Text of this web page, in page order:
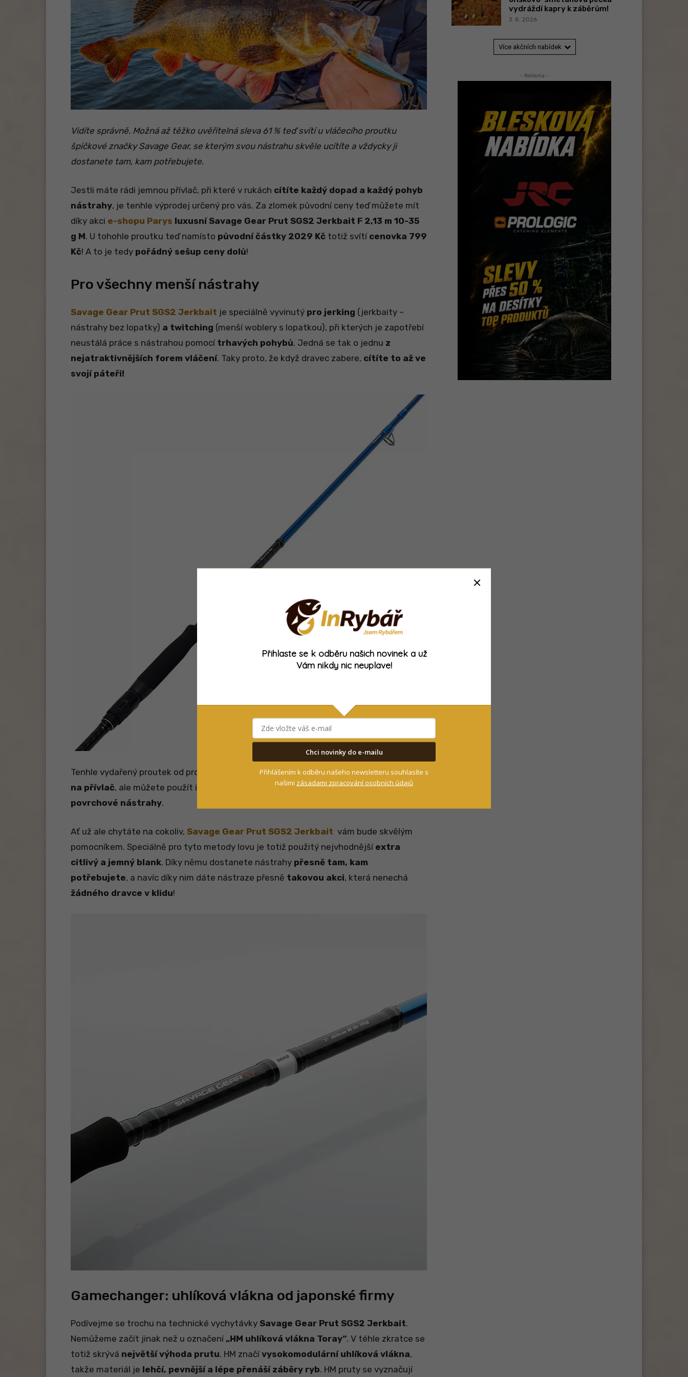
Vidíte správně. Možná až těžko uvěřitelná sleva 61 % teď svítí u vláčecího proutku
špičkové značky Savage Gear, se kterým svou nástrahu skvěle ucítíte a vždycky ji
dostanete tam, kam potřebujete.
Jestli máte rádi jemnou přívlač, při které v rukách cítíte každý dopad a každý pohyb
nástrahy, je tenhle výprodej určený pro vás. Za zlomek původní ceny teď můžete mít
díky akci e-shopu Parys luxusní Savage Gear Prut SGS2 Jerkbait F 2,13 m 10-35
g M. U tohohle proutku teď namísto původní částky 2029 Kč totiž svítí cenovka 799
Kč! A to je tedy pořádný sešup ceny dolů!
Pro všechny menší nástrahy
Savage Gear Prut SGS2 Jerkbait je speciálně vyvinutý pro jerking (jerkbaity –
nástrahy bez lopatky) a twitching (menší woblery s lopatkou), při kterých je zapotřebí
neustálá práce s nástrahou pomocí trhavých pohybů. Jedná se tak o jednu z
nejatraktivnějších forem vláčení. Taky proto, že když dravec zabere, cítíte to až ve
svojí páteři!
Tenhle vydařený proutek od prověřené dánské značky , která sespecializuje přímo
na přívlač, ale můžete použít i pro další nástrahy – ať pro oblíbenégumynebo třeba
povrchové nástrahy.
Ať už ale chytáte na cokoliv, Savage Gear Prut SGS2 Jerkbait vám bude skvělým
pomocníkem. Speciálně pro tyto metody lovu je totiž použitý nejvhodnější extra
citlivý a jemný blank. Díky němu dostanete nástrahy přesně tam, kam
potřebujete, a navíc díky nim dáte nástraze přesně takovou akci, která nenechá
žádného dravce v klidu!
Gamechanger: uhlíková vlákna od japonské firmy
Podívejme se trochu na technické vychytávky Savage Gear Prut SGS2 Jerkbait.
Nemůžeme začít jinak než u označení „HM uhlíková vlákna Toray“. V téhle zkratce se
totiž skrývá největší výhoda prutu. HM značívysokomodulární uhlíková vlákna,
takže materiál je lehčí, pevnější a lépe přenáší záběry ryb. HM pruty se vyznačují
vydráždí kapry k záběrům!
3. 8. 2026
Více akčních nabídek
- Reklama -
Přihlaste se k odběru našich novinek a už
Vám nikdy nic neuplave!
Chci novinky do e-mailu
Přihlášením k odběru našeho newsletteru souhlasíte s
našimi zásadami zpracování osobních údajů